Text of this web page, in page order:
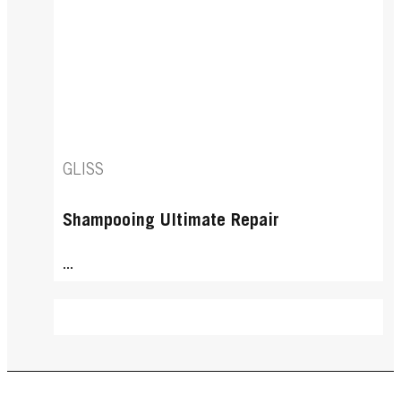
GLISS
Shampooing Ultimate Repair
...